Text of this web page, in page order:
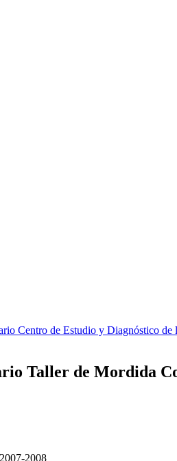
Centro de Estudio y Diagnóstico de
Taller de Mordida
2008